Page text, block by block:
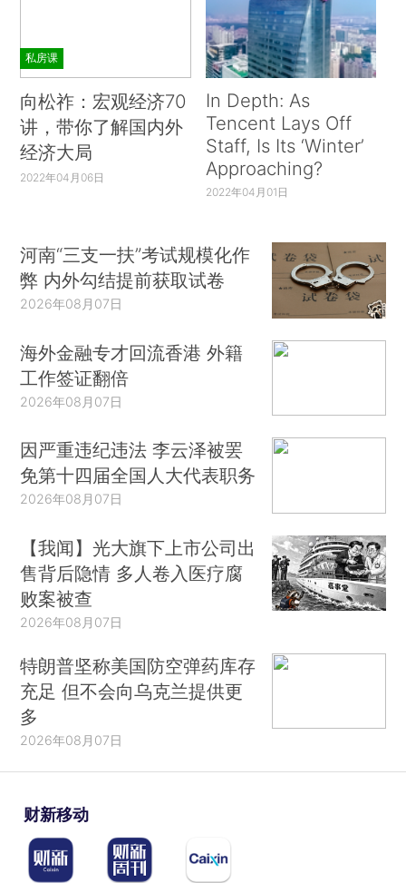
私房课
向松祚：宏观经济70
讲，带你了解国内外
经济大局
2022年04月06日
In Depth: As
Tencent Lays Off
Staff, Is Its ‘Winter’
Approaching?
2022年04月01日
河南“三支一扶”考试规模化作
弊 内外勾结提前获取试卷
2026年08月07日
海外金融专才回流香港 外籍
工作签证翻倍
2026年08月07日
因严重违纪违法 李云泽被罢
免第十四届全国人大代表职务
2026年08月07日
【我闻】光大旗下上市公司出
售背后隐情 多人卷入医疗腐
败案被查
2026年08月07日
特朗普坚称美国防空弹药库存
充足 但不会向乌克兰提供更
多
2026年08月07日
财新移动